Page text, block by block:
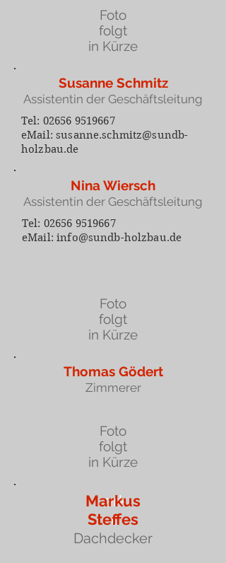
Foto
folgt
in Kürze
Susanne Schmitz
Assistentin der Geschäftsleitung
Tel: 02656 9519667
eMail:susanne.schmitz@sundb-
holzbau.de
Nina Wiersch
Assistentin der Geschäftsleitung
Tel: 02656 9519667
eMail: info@sundb-holzbau.de
Foto
folgt
in Kürze
Thomas Gödert
Zimmerer
Foto
folgt
in Kürze
ark
u
Markus
Steffes
Dachdecker